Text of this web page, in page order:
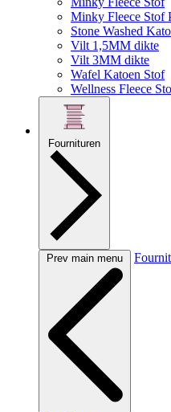
Minky Fleece Stof
Stone Washed
Vilt 1,5MM dikte
Vilt 3MM dikte
Wafel Katoen Stof
Wellness Fleece
Fournituren
Prev main menu